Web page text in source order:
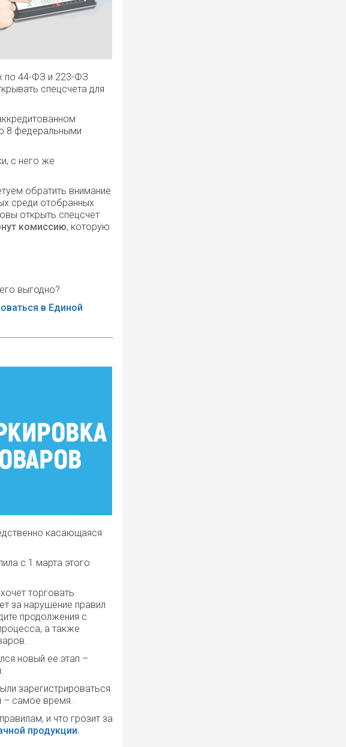
по 44-ФЗ и 223-ФЗ
спецсчета для
8 федеральными
с него же
обратить внимание
среди отобранных
открыть спецсчет
комиссию, которую
выгодно?
в Единой
касающаяся
с 1 марта этого
торговать
за нарушение правил
продолжения с
а также
новый ее этап –
зарегистрироваться
– самое время.
и что грозит за
продукции.